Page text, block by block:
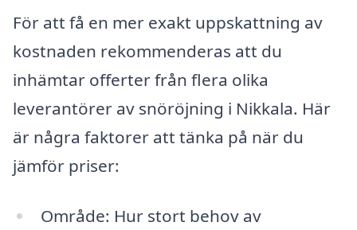
För att få en mer exakt uppskattning av
kostnaden rekommenderas att du
inhämtar offerter från flera olika
leverantörer av snöröjning i Nikkala. Här
är några faktorer att tänka på när du
jämför priser:
Område: Hur stort behov av